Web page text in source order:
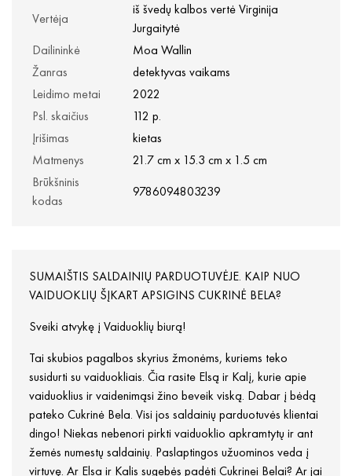
Vertėja
iš švedų kalbos vertė Virginija
Jurgaitytė
Dailininkė
Moa Wallin
Žanras
detektyvas vaikams
Leidimo metai
2022
Psl. skaičius
112 p.
Įrišimas
kietas
Matmenys
21.7 cm x 15.3 cm x 1.5 cm
Brūkšninis
kodas
9786094803239
SUMAIŠTIS SALDAINIŲ PARDUOTUVĖJE. KAIP NUO
VAIDUOKLIŲ ŠĮKART APSIGINS CUKRINĖ BELA?
Sveiki atvykę į Vaiduoklių biurą!
Tai skubios pagalbos skyrius žmonėms, kuriems teko
susidurti su vaiduokliais. Čia rasite Elsą ir Kalį, kurie apie
vaiduoklius ir vaidenimąsi žino beveik viską. Dabar į bėdą
pateko Cukrinė Bela. Visi jos saldainių parduotuvės klientai
dingo! Niekas nebenori pirkti vaiduoklio apkramtytų ir ant
žemės numestų saldainių. Paslaptingos užuominos veda į
virtuvę. Ar Elsa ir Kalis sugebės padėti Cukrinei Belai? Ar jai